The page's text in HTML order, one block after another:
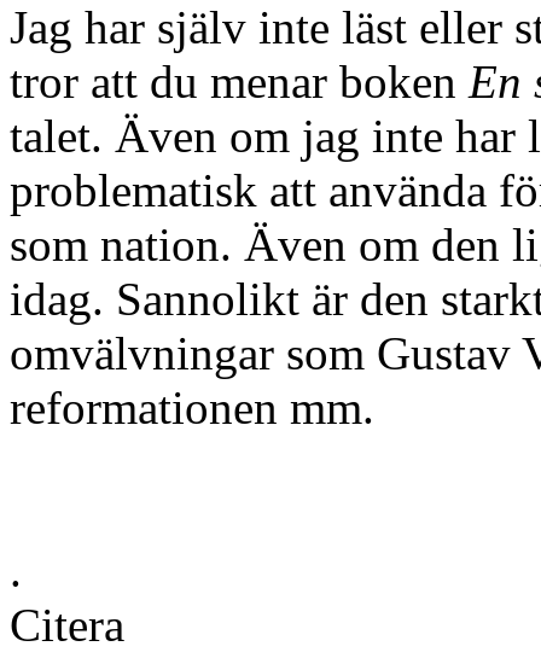
Jag har själv inte läst eller
tror att du menar boken En
talet. Även om jag inte har
problematisk att använda
som nation. Även om den
idag. Sannolikt är den
omvälvningar som Gustav
reformationen mm.
.
Citera